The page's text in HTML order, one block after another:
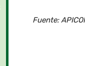
Fuente: